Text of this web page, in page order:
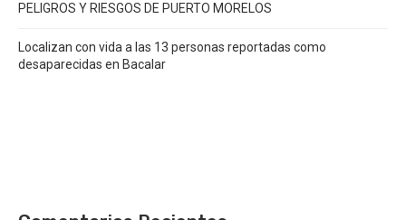
PELIGROS Y RIESGOS DE PUERTO MORELOS
Localizan con vida a las 13 personas reportadas como
desaparecidas en Bacalar